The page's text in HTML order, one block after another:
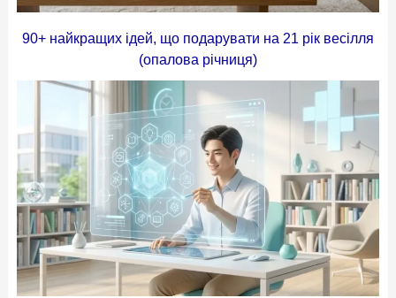
90+ найкращих ідей, що подарувати на 21 рік весілля
(опалова річниця)